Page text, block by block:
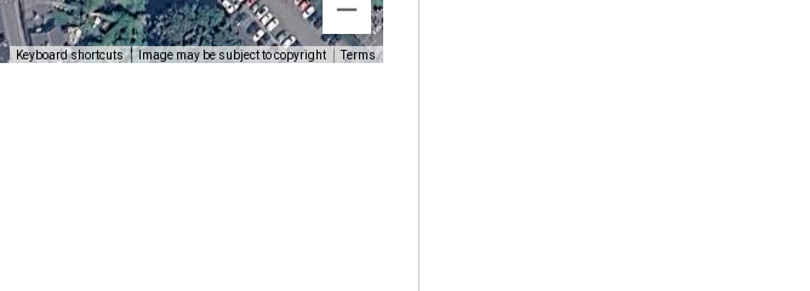
Keyboard shortcuts Image may be subject to copyright Terms